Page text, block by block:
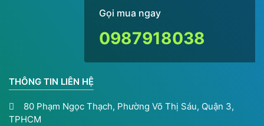
THÔNG TIN LIÊN HỆ
80 Phạm Ngọc Thạch, Phường Võ Thị Sáu, Quận 3,
TPHCM